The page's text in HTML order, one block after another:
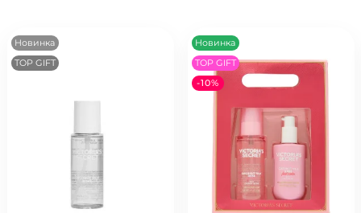
Новинка
TOP GIFT
Новинка
TOP GIFT
-10%